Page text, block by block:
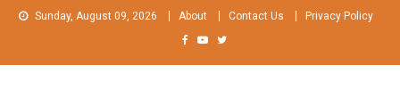
Skip
Sunday, August 09, 2026 About Contact Us Privacy Policy